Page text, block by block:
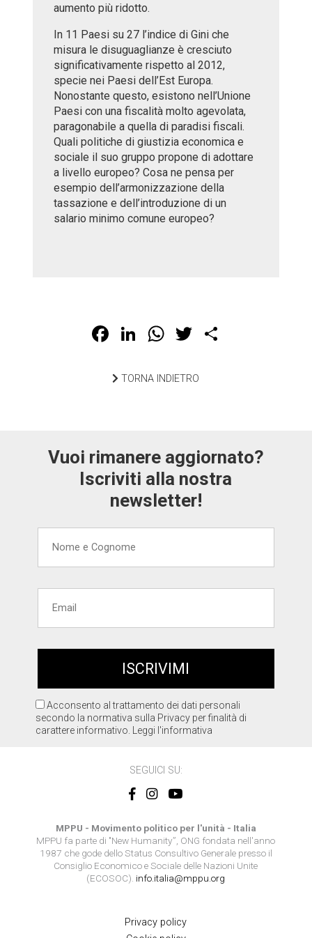
aumento più ridotto.
In 11 Paesi su 27 l’indice di Gini che
misura le disuguaglianze è cresciuto
significativamente rispetto al 2012,
specie nei Paesi dell’Est Europa.
Nonostante questo, esistono nell’Unione
Paesi con una fiscalità molto agevolata,
paragonabile a quella di paradisi fiscali.
Quali politiche di giustizia economica e
sociale il suo gruppo propone di adottare
a livello europeo? Cosa ne pensa per
esempio dell’armonizzazione della
tassazione e dell’introduzione di un
salario minimo comune europeo?
Facebook
LinkedIn
WhatsApp
Twitter
TORNA INDIETRO
Vuoi rimanere aggiornato?
Iscriviti alla nostra
newsletter!
Acconsento al trattamento dei dati personali
secondo la normativa sulla Privacy per finalità di
carattere informativo.
Leggi l'informativa
SEGUICI SU:
MPPU - Movimento politico per l'unità - Italia
MPPU fa parte di "New Humanity”, ONG fondata nell'anno
1987 che gode dello Status Consultivo Generale presso il
Consiglio Economico e Sociale delle Nazioni Unite
(ECOSOC). info.italia@mppu.org
Privacy policy